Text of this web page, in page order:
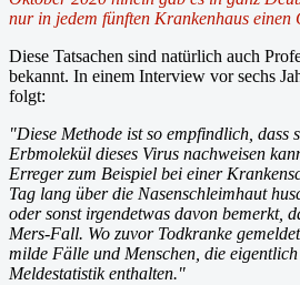
nur in jedem fünften Krankenhaus einen
Diese Tatsachen sind natürlich auch
bekannt. In einem Interview vor sechs
folgt:
"Diese Methode ist so empfindlich, dass
Erbmolekül dieses Virus nachweisen
Erreger zum Beispiel bei einer
Tag lang über die Nasenschleimhaut
oder sonst irgendetwas davon bemerkt,
Mers-Fall. Wo zuvor Todkranke
milde Fälle und Menschen, die
Meldestatistik enthalten."